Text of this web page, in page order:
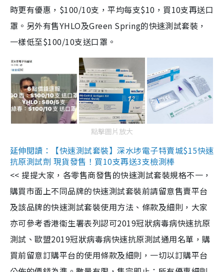
時更有優惠，$100/10支，平均每支$10，買10支再送口
罩。另外有售YHLO及Green Spring的快速測試套裝，
一樣低至$100/10支送口罩。
點擊圖片放大
延伸閱讀：【快速測試套裝】深水埗電子特賣城$15快速
抗原測試劑 現貨發售！買10支再送3支檢測棒
<< 提提大家，各零售商發售的快速測試套裝規格不一，
購買市面上不同品牌的快速測試套裝前請留意售賣平台
及該品牌的快速測試套裝使用方法、條款及細則，大家
亦可參考香港衞生署表列認可2019冠狀病毒病快速抗原
測試、歐盟2019冠狀病毒病快速抗原測試通用名單，購
買前留意訂購平台的使用條款及細則，一切以訂購平台